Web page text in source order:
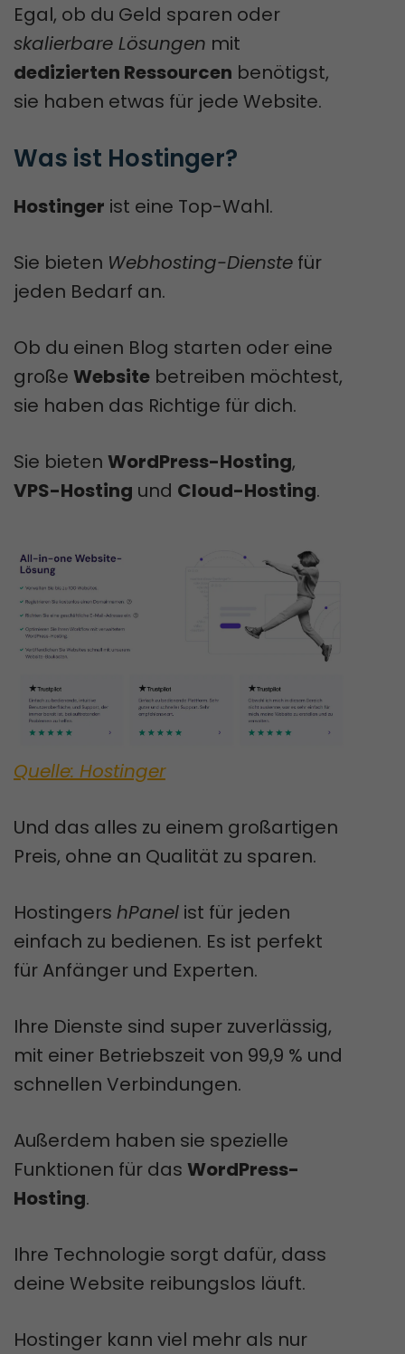
Egal, ob du Geld sparen oder
skalierbare Lösungen mit
dedizierten Ressourcen benötigst,
sie haben etwas für jede Website.
Was ist Hostinger?
Hostinger ist eine Top-Wahl.
Sie bieten Webhosting-Dienste für
jeden Bedarf an.
Ob du einen Blog starten oder eine
große Website betreiben möchtest,
sie haben das Richtige für dich.
Sie bieten WordPress-Hosting,
VPS-Hosting und Cloud-Hosting.
Quelle: Hostinger
Und das alles zu einem großartigen
Preis, ohne an Qualität zu sparen.
Hostingers hPanel ist für jeden
einfach zu bedienen. Es ist perfekt
für Anfänger und Experten.
Ihre Dienste sind super zuverlässig,
mit einer Betriebszeit von 99,9 % und
schnellen Verbindungen.
Außerdem haben sie spezielle
Funktionen für das WordPress-
Hosting.
Ihre Technologie sorgt dafür, dass
deine Website reibungslos läuft.
Hostinger kann viel mehr als nur